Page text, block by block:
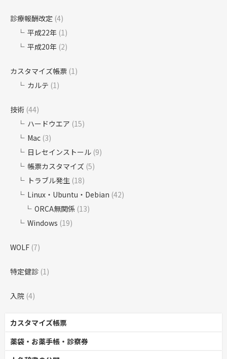
診療報酬改定 (4)
平成22年 (1)
平成20年 (2)
カスタマイズ帳票 (1)
カルテ (1)
技術 (44)
ハードウエア (15)
Mac (3)
日レセインストール (9)
帳票カスタマイズ (5)
トラブル発生 (18)
Linux・Ubuntu・Debian (42)
ORCA無関係 (13)
Windows (19)
WOLF (7)
特定健診 (1)
入院 (4)
カスタマイズ帳票
薬袋・お薬手帳・診察券